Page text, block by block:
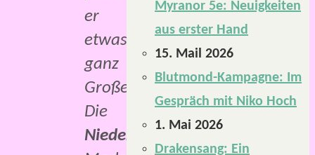
er
etwas
ganz
Großes:
Die
NiederrheinCon
Myranor 5e: Neuigkeiten
aus erster Hand
15. Mail 2026
Blutmond-Kampagne: Im
Gespräch mit Niko Hoch
1. Mai 2026
Drakensang: Ein